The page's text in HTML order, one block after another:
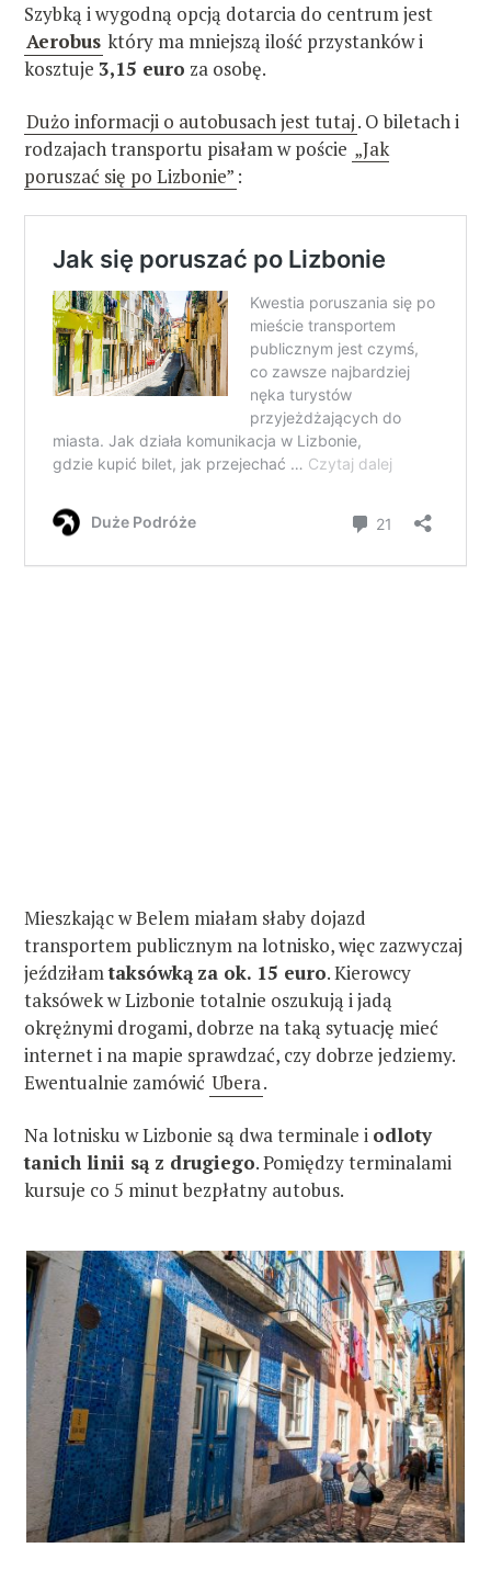
Szybką i wygodną opcją dotarcia do centrum jest
Aerobus który ma mniejszą ilość przystanków i
kosztuje 3,15 euro za osobę.
Dużo informacji o autobusach jest tutaj. O biletach i
rodzajach transportu pisałam w poście „Jak
poruszać się po Lizbonie” :
Mieszkając w Belem miałam słaby dojazd
transportem publicznym na lotnisko, więc zazwyczaj
jeździłamtaksówką za ok. 15 euro. Kierowcy
taksówek w Lizbonie totalnie oszukują i jadą
okrężnymi drogami, dobrze na taką sytuację mieć
internet i na mapie sprawdzać, czy dobrze jedziemy.
Ewentualnie zamówić Ubera.
Na lotnisku w Lizbonie są dwa terminale i odloty
tanich linii są z drugiego. Pomiędzy terminalami
kursuje co 5 minut bezpłatny autobus.